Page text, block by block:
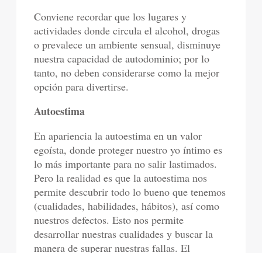
Conviene recordar que los lugares y
actividades donde circula el alcohol, drogas
o prevalece un ambiente sensual, disminuye
nuestra capacidad de autodominio; por lo
tanto, no deben considerarse como la mejor
opción para divertirse.
Autoestima
En apariencia la autoestima en un valor
egoísta, donde proteger nuestro yo íntimo es
lo más importante para no salir lastimados.
Pero la realidad es que la autoestima nos
permite descubrir todo lo bueno que tenemos
(cualidades, habilidades, hábitos), así como
nuestros defectos. Esto nos permite
desarrollar nuestras cualidades y buscar la
manera de superar nuestras fallas. El